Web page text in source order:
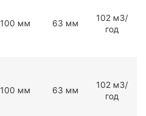
100 мм 63 мм
102 мЗ/
год
100 мм 63 мм
102 мЗ/
год